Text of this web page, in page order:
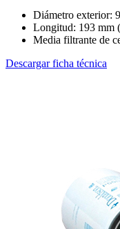
Diámetro exterior:
Longitud: 193 mm
Media filtrante de
Descargar ficha técnica